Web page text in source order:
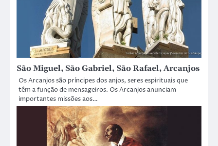
São Miguel, São Gabriel, São Rafael, Arcanjos
Os Arcanjos são príncipes dos anjos, seres espirituais que
têm a função de mensageiros. Os Arcanjos anunciam
importantes missões aos…